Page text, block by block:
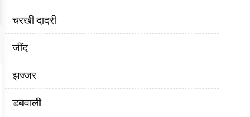
चरखी दादरी
‌जींद
झज्जर
डबवाली